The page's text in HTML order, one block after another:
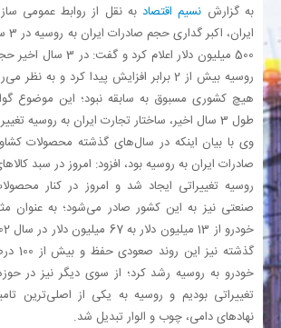
اقتصاد
خانه
به گزارش نسیم اقتصادبه نقل از روابط عمومی
500 میلیون دلار اعلام
روسیه بیش از 2 برابر افزایش پیدا کرد و به
هیچ کشوری مسبوق به سابقه نبود؛ این موضوع
طول 3 سال اخیر، ساختار تجارت ایران به روسیه تغییر کرد.
وی با بیان اینکه در سال‌های گذشته محصولات
صادرات ایران به روسیه بود، افزود: امروز در سبد
روسیه تغییراتی ایجاد شد و امروز در کنار
صنعتی نیز به این کشور صادر می‌شود؛ به عنوان
گذشته
خودرو به روسیه رشد کرد؛ از سوی دیگر نیز در
تغییراتی بودیم و روسیه به یکی از اصلی‌ترین
نهادهای دامی، چوب و الوار تبدیل شد.